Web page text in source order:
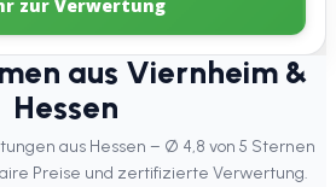
zur Verwertung
aus Viernheim &
Hessen
aus Hessen – Ø 4,8 von 5 Sternen
Preise und zertifizierte Verwertung.